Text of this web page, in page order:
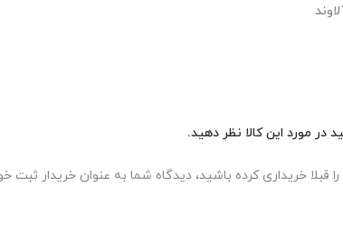
در مورد این کالا نظر دهید.
قبلا خریداری کرده باشید، دیدگاه شما به عنوان خریدار ثبت